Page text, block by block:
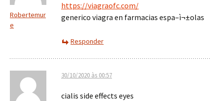
Robertemur
e
https://viagraofc.com/
generico viagra en farmacias espa–ì¬±olas
Responder
30/10/2020 às 00:57
cialis side effects eyes